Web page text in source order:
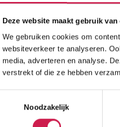
Deze website maakt gebruik van
We gebruiken cookies om
websiteverkeer te analyseren.
media, adverteren en analyse.
verstrekt of die ze hebben
Noodzakelijk